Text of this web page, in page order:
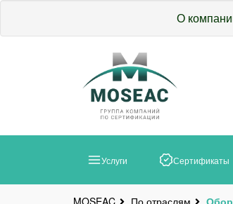
О
Услуги Сертификаты
MOSEAC По отраслям